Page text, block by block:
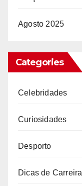
Agosto 2025
Categories
Celebridades
Curiosidades
Desporto
Dicas de Carreira